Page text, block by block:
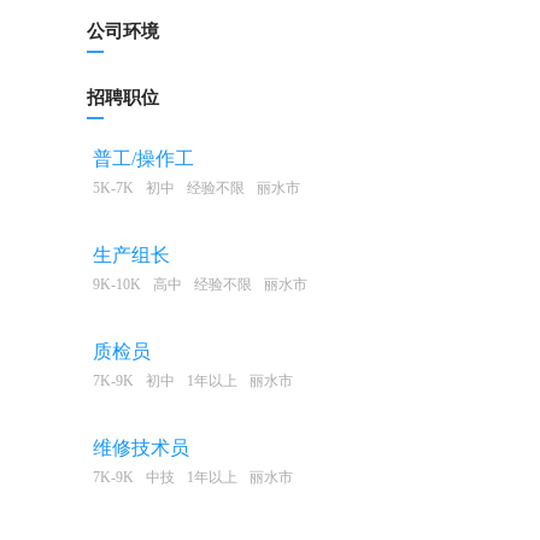
公司环境
招聘职位
普工/操作工
5K-7K 初中 经验不限 丽水市
生产组长
9K-10K 高中 经验不限 丽水市
质检员
7K-9K 初中 1年以上 丽水市
维修技术员
7K-9K 中技 1年以上 丽水市